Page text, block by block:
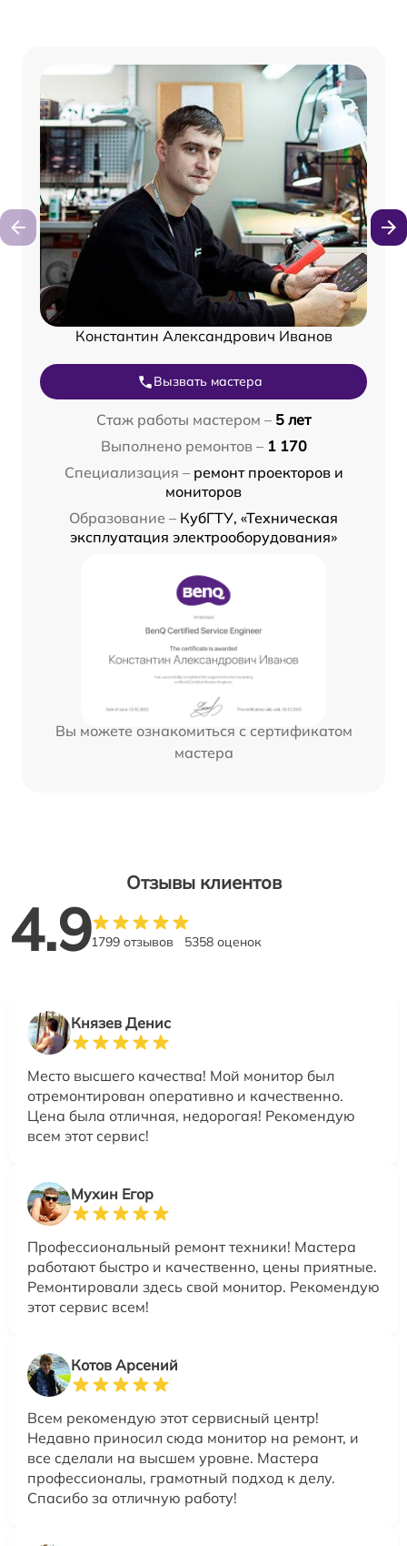
Константин Александрович Иванов
Вызвать мастера
Стаж работы мастером – 5 лет
Выполнено ремонтов – 1 170
Специализация – ремонт проекторов и
мониторов
Образование – КубГТУ, «Техническая
эксплуатация электрооборудования»
Вы можете ознакомиться с сертификатом
мастера
Отзывы клиентов
4.91799 отзывов 5358 оценок
Князев Денис
Место высшего качества! Мой монитор был
отремонтирован оперативно и качественно.
Цена была отличная, недорогая! Рекомендую
всем этот сервис!
Мухин Егор
Профессиональный ремонт техники! Мастера
работают быстро и качественно, цены приятные.
Ремонтировали здесь свой монитор. Рекомендую
этот сервис всем!
Котов Арсений
Всем рекомендую этот сервисный центр!
Недавно приносил сюда монитор на ремонт, и
все сделали на высшем уровне. Мастера
профессионалы, грамотный подход к делу.
Спасибо за отличную работу!